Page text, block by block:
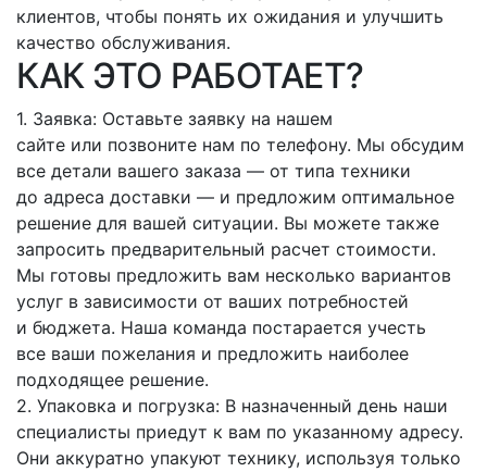
клиентов, чтобы понять их ожидания и улучшить
качество обслуживания.
КАК ЭТО РАБОТАЕТ?
1. Заявка: Оставьте заявку на нашем
сайте или позвоните нам по телефону. Мы обсудим
все детали вашего заказа — от типа техники
до адреса доставки — и предложим оптимальное
решение для вашей ситуации. Вы можете также
запросить предварительный расчет стоимости.
Мы готовы предложить вам несколько вариантов
услуг в зависимости от ваших потребностей
и бюджета. Наша команда постарается учесть
все ваши пожелания и предложить наиболее
подходящее решение.
2. Упаковка и погрузка: В назначенный день наши
специалисты приедут к вам по указанному адресу.
Они аккуратно упакуют технику, используя только